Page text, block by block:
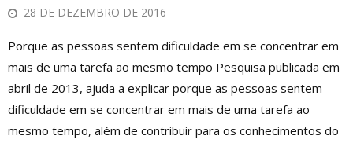
28 DE DEZEMBRO DE 2016
Porque as pessoas sentem dificuldade em se concentrar em
mais de uma tarefa ao mesmo tempo Pesquisa publicada em
abril de 2013, ajuda a explicar porque as pessoas sentem
dificuldade em se concentrar em mais de uma tarefa ao
mesmo tempo, além de contribuir para os conhecimentos do